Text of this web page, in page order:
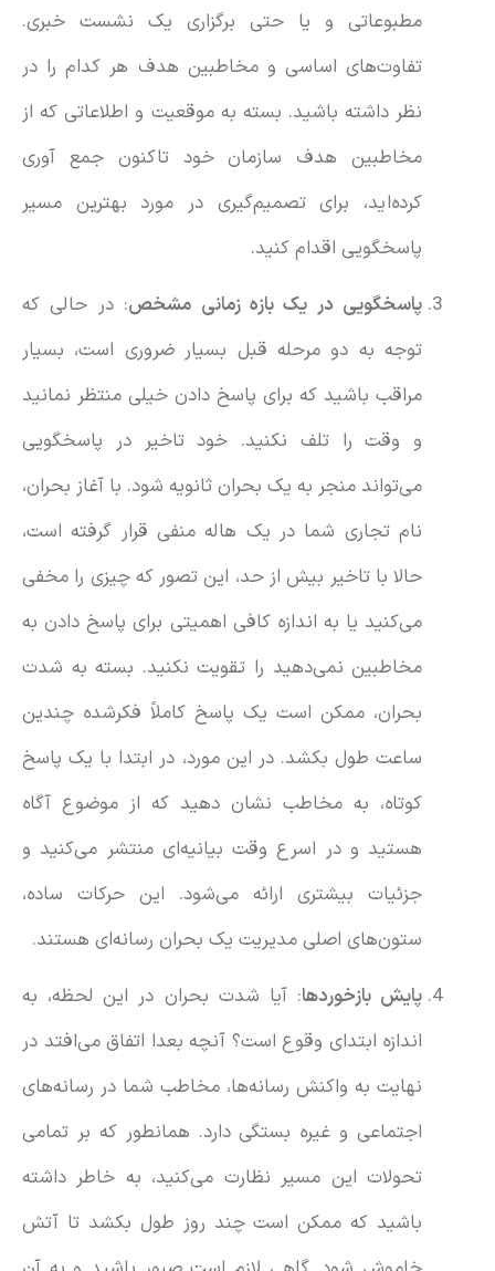
مطبوعاتی و یا حتی برگزاری یک نشست خبری.
تفاوت‌های اساسی و مخاطبین هدف هر کدام را در
نظر داشته باشید. بسته به موقعیت و اطلاعاتی که از
مخاطبین هدف سازمان خود تاکنون جمع آوری
کرده‌اید، برای تصمیم‌گیری در مورد بهترین مسیر
پاسخگویی اقدام کنید.
پاسخگویی در یک بازه زمانی مشخص: در حالی که
توجه به دو مرحله قبل بسیار ضروری است، بسیار
مراقب باشید که برای پاسخ دادن خیلی منتظر نمانید
و وقت را تلف نکنید. خود تاخیر در پاسخگویی
می‌تواند منجر به یک بحران ثانویه شود. با آغاز بحران،
نام تجاری شما در یک هاله منفی قرار گرفته است،
حالا با تاخیر بیش از حد، این تصور که چیزی را مخفی
می‌کنید یا به اندازه کافی اهمیتی برای پاسخ دادن به
مخاطبین نمی‌دهید را تقویت نکنید. بسته به شدت
بحران، ممکن است یک پاسخ کاملاً فکرشده چندین
ساعت طول بکشد. در این مورد، در ابتدا با یک پاسخ
کوتاه، به مخاطب نشان دهید که از موضوع‌ آگاه
هستید و در اسرع وقت بیانیه‌ای منتشر می‌کنید و
جزئیات بیشتری ارائه می‌شود. این حرکات ساده،
ستون‌های اصلی مدیریت یک بحران رسانه‌ای هستند.
پایش بازخوردها: آیا شدت بحران در این لحظه، به
اندازه ابتدای وقوع است؟ آنچه بعدا اتفاق می‌افتد در
نهایت به واکنش رسانه‌ها، مخاطب شما در رسانه‌های
اجتماعی و غیره بستگی دارد. همانطور که بر تمامی
تحولات این مسیر نظارت می‌کنید، به خاطر داشته
باشید که ممکن است چند روز طول بکشد تا آتش